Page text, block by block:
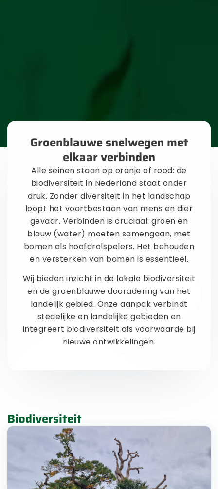
Groenblauwe snelwegen met
elkaar verbinden
Alle seinen staan op oranje of rood: de
biodiversiteit in Nederland staat onder
druk. Zonder diversiteit in het landschap
loopt het voortbestaan van mens en dier
gevaar. Verbinden is cruciaal: groen en
blauw (water) moeten samengaan, met
bomen als hoofdrolspelers. Het behouden
en versterken van bomen is essentieel.
Wij bieden inzicht in de lokale biodiversiteit
en de groenblauwe dooradering van het
landelijk gebied. Onze aanpak verbindt
stedelijke en landelijke gebieden en
integreert biodiversiteit als voorwaarde bij
nieuwe ontwikkelingen.
Biodiversiteit